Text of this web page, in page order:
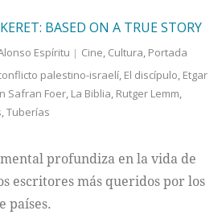
BASED ON A TRUE STORY
Espíritu Cine, Cultura, Portada
palestino-israelí, El discípulo, Etgar
Safran Foer, La Biblia, Rutger Lemm,
,Tuberías
profundiza en la vida de
escritores más queridos por los
países.